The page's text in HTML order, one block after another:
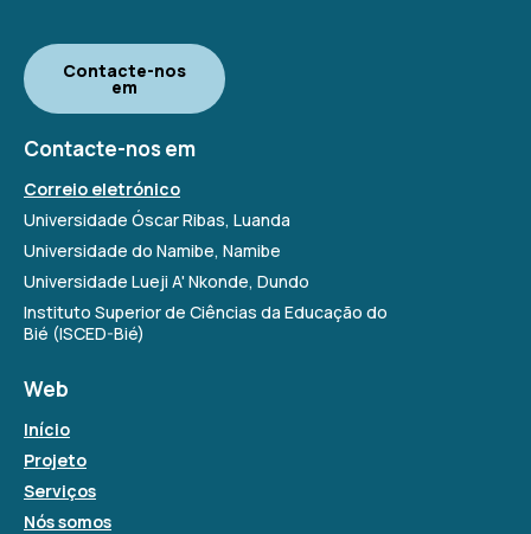
Contacte-nos
em
Contacte-nos em
Correio eletrónico
Universidade Óscar Ribas, Luanda
Universidade do Namibe, Namibe
Universidade Lueji A' Nkonde, Dundo
Instituto Superior de Ciências da Educação do
Bié (ISCED-Bié)
Web
Início
Projeto
Serviços
Nós somos